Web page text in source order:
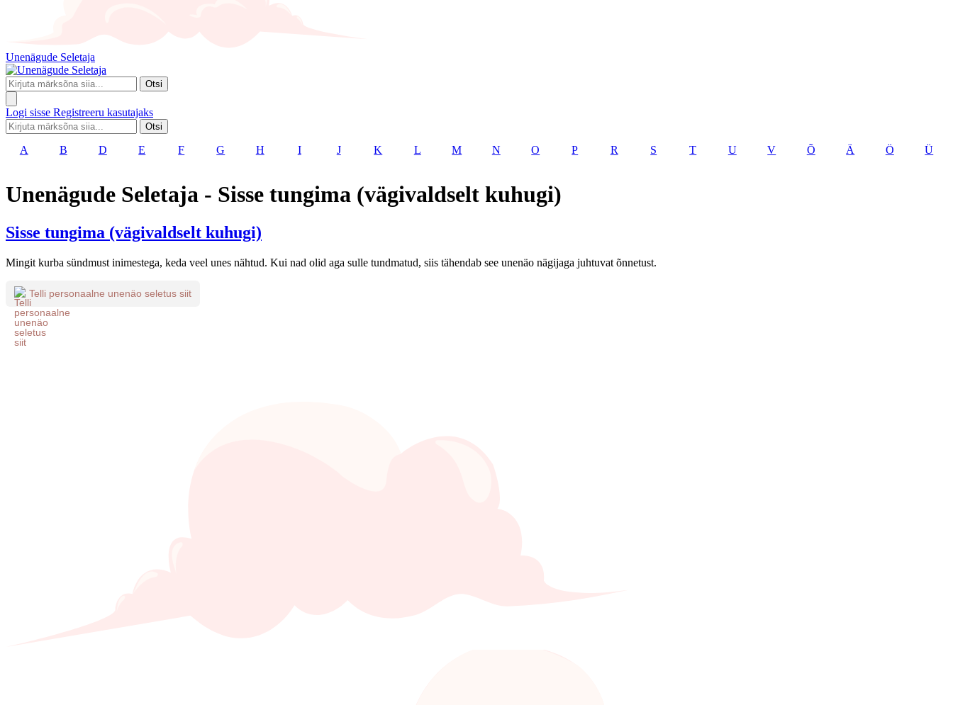
Unenägude Seletaja
Otsi
Logi sisse Registreeru kasutajaks
Otsi
A B D E F G H I J K L M N O P R S T U V Õ Ä Ö Ü
Unenägude Seletaja - Sisse tungima (vägivaldselt kuhugi)
Sisse tungima (vägivaldselt kuhugi)
Mingit kurba sündmust inimestega, keda veel unes nähtud. Kui nad olid aga sulle tundmatud, siis tähendab see unenäo nägijaga juhtuvat õnnetust.
Telli personaalne unenäo seletus siit